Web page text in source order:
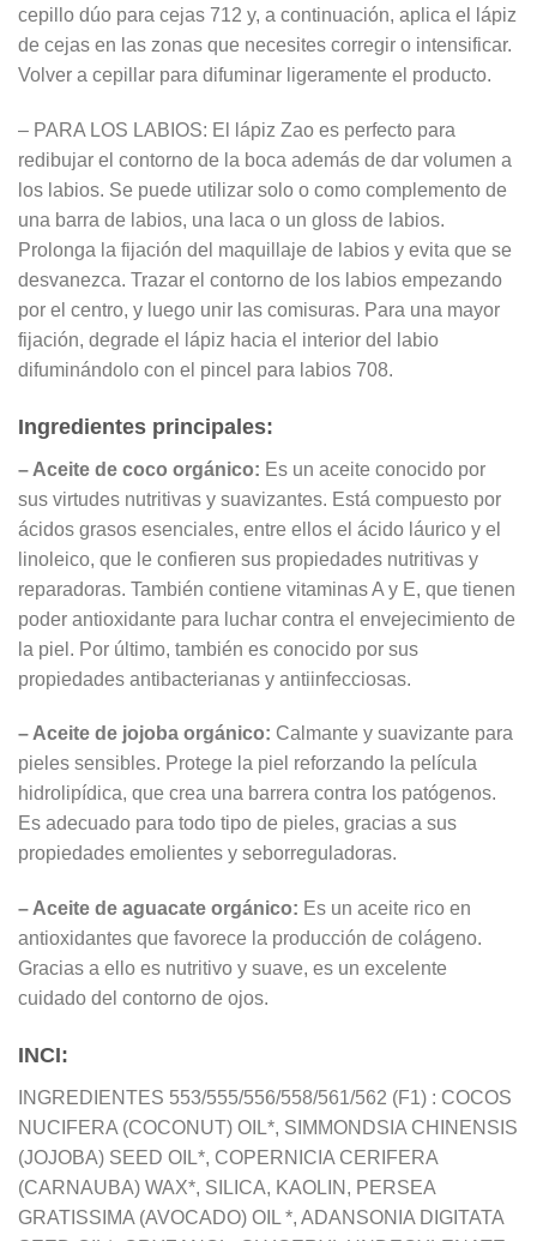
cepillo dúo para cejas 712 y, a continuación, aplica el lápiz
de cejas en las zonas que necesites corregir o intensificar.
Volver a cepillar para difuminar ligeramente el producto.
– PARA LOS LABIOS: El lápiz Zao es perfecto para
redibujar el contorno de la boca además de dar volumen a
los labios. Se puede utilizar solo o como complemento de
una barra de labios, una laca o un gloss de labios.
Prolonga la fijación del maquillaje de labios y evita que se
desvanezca. Trazar el contorno de los labios empezando
por el centro, y luego unir las comisuras. Para una mayor
fijación, degrade el lápiz hacia el interior del labio
difuminándolo con el pincel para labios 708.
Ingredientes principales:
– Aceite de coco orgánico: Es un aceite conocido por
sus virtudes nutritivas y suavizantes. Está compuesto por
ácidos grasos esenciales, entre ellos el ácido láurico y el
linoleico, que le confieren sus propiedades nutritivas y
reparadoras. También contiene vitaminas A y E, que tienen
poder antioxidante para luchar contra el envejecimiento de
la piel. Por último, también es conocido por sus
propiedades antibacterianas y antiinfecciosas.
– Aceite de jojoba orgánico: Calmante y suavizante para
pieles sensibles. Protege la piel reforzando la película
hidrolipídica, que crea una barrera contra los patógenos.
Es adecuado para todo tipo de pieles, gracias a sus
propiedades emolientes y seborreguladoras.
– Aceite de aguacate orgánico: Es un aceite rico en
antioxidantes que favorece la producción de colágeno.
Gracias a ello es nutritivo y suave, es un excelente
cuidado del contorno de ojos.
INCI:
INGREDIENTES 553/555/556/558/561/562 (F1) : COCOS
NUCIFERA (COCONUT) OIL*, SIMMONDSIA CHINENSIS
(JOJOBA) SEED OIL*, COPERNICIA CERIFERA
(CARNAUBA) WAX*, SILICA, KAOLIN, PERSEA
GRATISSIMA (AVOCADO) OIL *, ADANSONIA DIGITATA